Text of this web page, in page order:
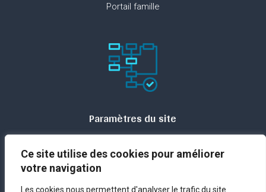
Ce site utilise des cookies pour améliorer
votre navigation
Les cookies nous permettent d'analyser le trafic du site
Portail famille
Paramètres du site
Contact